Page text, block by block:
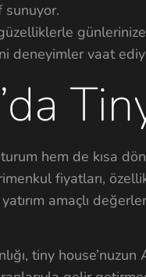
sunuyor.
deneyimler vaat
hem de kısa
fiyatları,
amaçlı
tiny